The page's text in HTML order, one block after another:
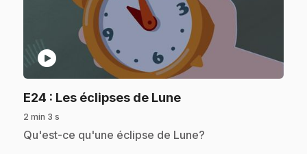
play_circle
E24 : Les éclipses de Lune.
2 min 3 s
.Qu'est-ce qu'une éclipse de Lune?